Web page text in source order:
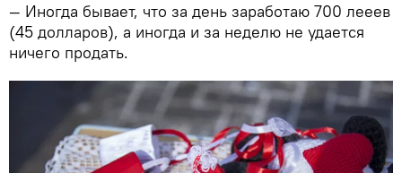
— Иногда бывает, что за день заработаю 700 лееев
(45 долларов), а иногда и за неделю не удается
ничего продать.